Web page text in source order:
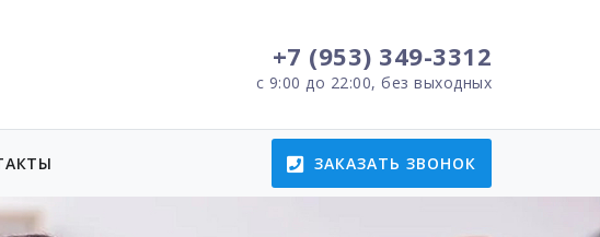
+7 (953) 349-3312
с 9:00 до 22:00, без выходных
ЗАКАЗАТЬ ЗВОНОК